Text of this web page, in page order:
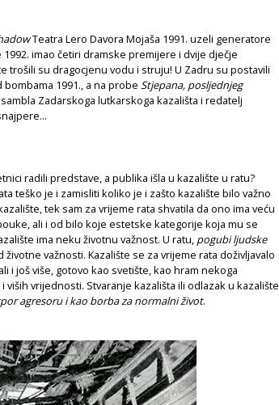
Teatra Lero Davora Mojaša 1991. uzeli generatore
imao četiri dramske premijere i dvije dječje
trošili su dragocjenu vodu i struju! U Zadru su postavili
1991., a na probe Stjepana, posljednjeg
Zadarskoga lutkarskoga kazališta i redatelj
radili predstave, a publika išla u kazalište u ratu?
teško je i zamisliti koliko je i zašto kazalište bilo važno
tek sam za vrijeme rata shvatila da ono ima veću
ali i od bilo koje estetske kategorije koja mu se
ima neku životnu važnost. U ratu, pogubi ljudske
važnosti. Kazalište se za vrijeme rata doživljavalo
i još više, gotovo kao svetište, kao hram nekoga
viših vrijednosti. Stvaranje kazališta ili odlazak u kazalište
agresoru i kao borba za normalni život.